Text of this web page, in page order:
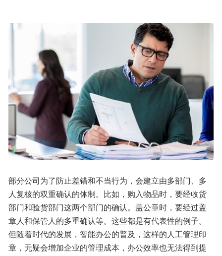
部分公司为了防止差错和不当行为，会建立由多部门、多
人复核的双重确认的体制。比如，购入物品时，要经收货
部门和验货部门这两个部门的确认。盖公章时，要经过盖
章人和保管人的多重确认等。这些都是有代表性的例子。
但随着时代的发展，智能办公的普及，这样的人工管理印
章，无疑会增加企业的管理成本，办公效率也无法得到提